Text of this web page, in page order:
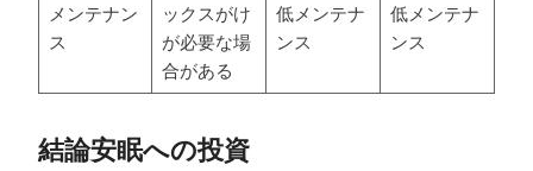
メンテナン
ス
ックスがけ
が必要な場
合がある
低メンテナ
ンス
低メンテナ
ンス
結論安眠への投資